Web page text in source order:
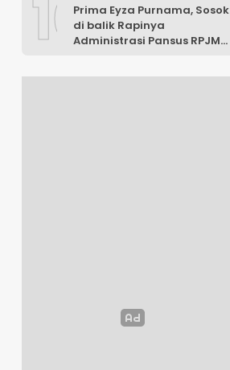
10Prima Eyza Purnama, Sosok
di balik Rapinya
Administrasi Pansus RPJMD